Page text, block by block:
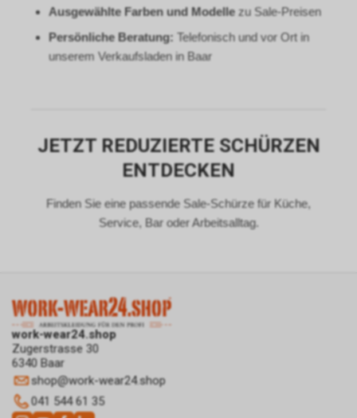
Ausgewählte Farben und Modellezu Sale-Preisen
Persönliche Beratung: Telefonisch und vor Ort in
unserem Verkaufsladen in Baar
JETZT REDUZIERTE SCHÜRZEN
ENTDECKEN
Finden Sie eine passende Sale-Schürze für Küche,
Service, Bar oder Arbeitsalltag.
work-wear24.shop
Zugerstrasse 30
6340 Baar
shop@work-wear24.shop
041 544 61 35
Google bietet weitergehende
Informationen zu Google
Remarketing unter
https://www.google.com/privacy/ads/